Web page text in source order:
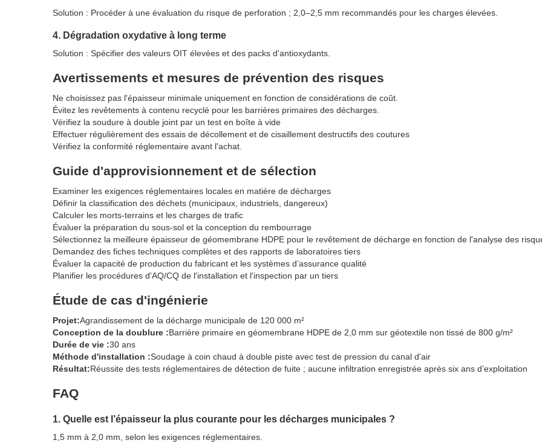
Solution : Procéder à une évaluation du risque de perforation ; 2,0–2,5 mm recommandés pour les charges élevées.
4. Dégradation oxydative à long terme
Solution : Spécifier des valeurs OIT élevées et des packs d'antioxydants.
Avertissements et mesures de prévention des risques
Ne choisissez pas l'épaisseur minimale uniquement en fonction de considérations de coût.
Évitez les revêtements à contenu recyclé pour les barrières primaires des décharges.
Vérifiez la soudure à double joint par un test en boîte à vide
Effectuer régulièrement des essais de décollement et de cisaillement destructifs des coutures
Vérifiez la conformité réglementaire avant l'achat.
Guide d'approvisionnement et de sélection
Examiner les exigences réglementaires locales en matière de décharges
Définir la classification des déchets (municipaux, industriels, dangereux)
Calculer les morts-terrains et les charges de trafic
Évaluer la préparation du sous-sol et la conception du rembourrage
Sélectionnez la meilleure épaisseur de géomembrane HDPE pour le revêtement de décharge en fonction de l'analyse des
Demandez des fiches techniques complètes et des rapports de laboratoires tiers
Évaluer la capacité de production du fabricant et les systèmes d’assurance qualité
Planifier les procédures d'AQ/CQ de l'installation et l'inspection par un tiers
Étude de cas d'ingénierie
Projet:Agrandissement de la décharge municipale de 120 000 m²
Conception de la doublure :Barrière primaire en géomembrane HDPE de 2,0 mm sur géotextile non tissé de 800 g/m²
Durée de vie :30 ans
Méthode d'installation :Soudage à coin chaud à double piste avec test de pression du canal d'air
Résultat:Réussite des tests réglementaires de détection de fuite ; aucune infiltration enregistrée après six ans d’exploitation
FAQ
1. Quelle est l’épaisseur la plus courante pour les décharges municipales ?
1,5 mm à 2,0 mm, selon les exigences réglementaires.